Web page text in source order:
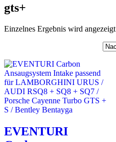
gts+
Einzelnes Ergebnis wird angezeigt
EVENTURI